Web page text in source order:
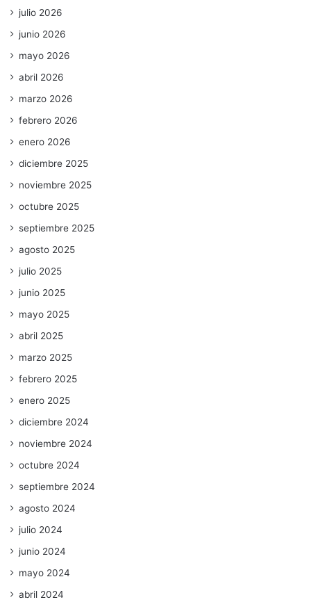
julio 2026
junio 2026
mayo 2026
abril 2026
marzo 2026
febrero 2026
enero 2026
diciembre 2025
noviembre 2025
octubre 2025
septiembre 2025
agosto 2025
julio 2025
junio 2025
mayo 2025
abril 2025
marzo 2025
febrero 2025
enero 2025
diciembre 2024
noviembre 2024
octubre 2024
septiembre 2024
agosto 2024
julio 2024
junio 2024
mayo 2024
abril 2024